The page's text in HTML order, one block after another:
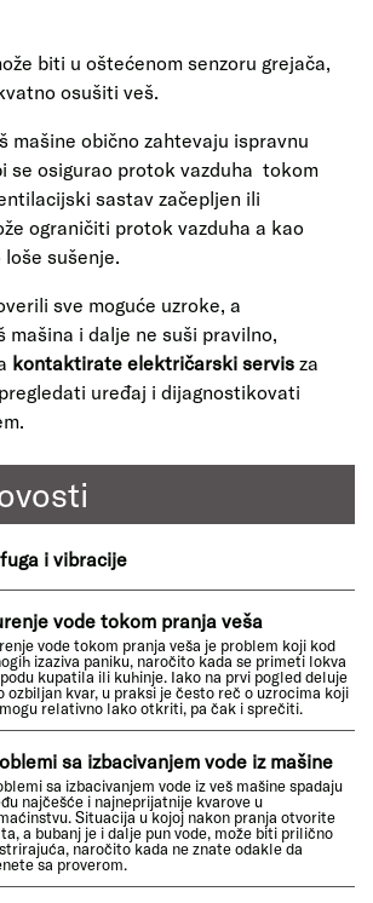
biti u oštećenom senzoru grejača,
osušiti veš.
mašine obično zahtevaju ispravnu
se osigurao protok vazduha tokom
sastav začepljen ili
ograničiti protok vazduha a kao
sušenje.
sve moguće uzroke, a
mašina i dalje ne suši pravilno,
kontaktirate električarski servis za
uređaj i dijagnostikovati
i vibracije
vode tokom pranja veša
vode tokom pranja veša je problem koji kod
izaziva paniku, naročito kada se primeti lokva
kupatila ili kuhinje. Iako na prvi pogled deluje
ozbiljan kvar, u praksi je često reč o uzrocima koji
relativno lako otkriti, pa čak i sprečiti.
sa izbacivanjem vode iz mašine
sa izbacivanjem vode iz veš mašine spadaju
najčešće i najneprijatnije kvarove u
Situacija u kojoj nakon pranja otvorite
a bubanj je i dalje pun vode, može biti prilično
naročito kada ne znate odakle da
sa proverom.